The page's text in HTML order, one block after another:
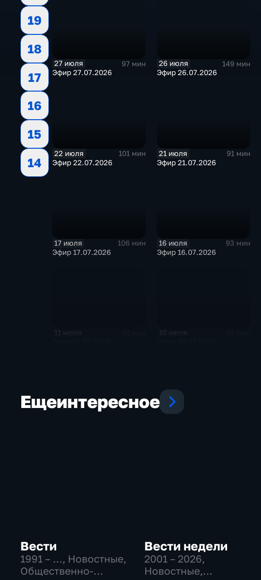
19
18
17
16
15
14
27 июля
97 мин
Эфир 27.07.2026
26 июля
149 мин
Эфир 26.07.2026
22 июля
101 мин
Эфир 22.07.2026
21 июля
91 мин
Эфир 21.07.2026
17 июля
106 мин
Эфир 17.07.2026
16 июля
93 мин
Эфир 16.07.2026
11 июля 10 июля
Ещеинтересное
Вести
1991 – …, Новостные,
Общественно-
Вести недели
2001 – 2026,
Новостные,